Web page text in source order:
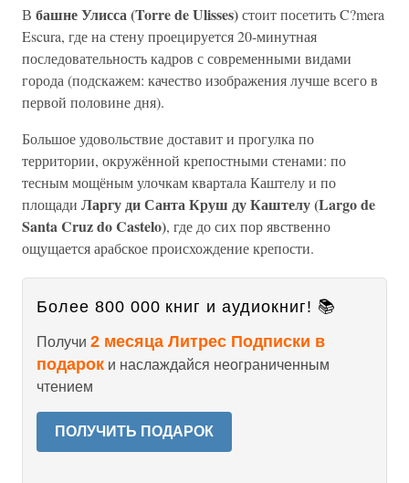
В башне Улисса (Torre de Ulisses)стоит посетить C?mera
Escura, где на стену проецируется 20-минутная
последовательность кадров с современными видами
города (подскажем: качество изображения лучше всего в
первой половине дня).
Большое удовольствие доставит и прогулка по
территории, окружённой крепостными стенами: по
тесным мощёным улочкам квартала Каштелу и по
площади Ларгу ди Санта Круш ду Каштелу (Largo de
Santa Cruz do Castelo), где до сих пор явственно
ощущается арабское происхождение крепости.
Более 800 000 книг и аудиокниг! 📚
Получи 2 месяца Литрес Подписки в
подарок и наслаждайся неограниченным
чтением
ПОЛУЧИТЬ ПОДАРОК